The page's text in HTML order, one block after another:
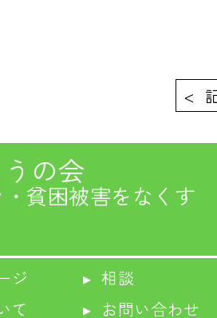
<
の会
貧困被害をなくす
ジ ▸ 相談
て
▸ お問い合わせ